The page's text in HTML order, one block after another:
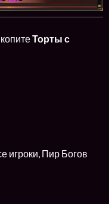
Торты с
игроки, Пир Богов